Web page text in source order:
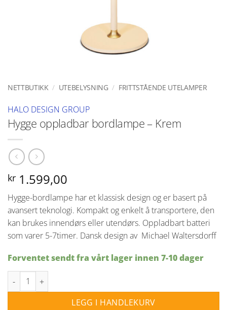
NETTBUTIKK / UTEBELYSNING / FRITTSTÅENDE UTELAMPER
HALO DESIGN GROUP
Hygge oppladbar bordlampe – Krem
kr 1.599,00
Hygge-bordlampe har et klassisk design og er basert på
avansert teknologi. Kompakt og enkelt å transportere, den
kan brukes innendørs eller utendørs. Oppladbart batteri
som varer 5-7timer. Dansk design av Michael Waltersdorff
Forventet sendt fra vårt lager innen 7-10 dager
Hygge oppladbar bordlampe - Krem antall
LEGG I HANDLEKURV